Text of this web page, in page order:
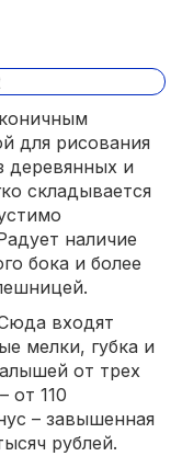
для рисования
деревянных и
складывается
наличие
бока и более
входят
мелки, губка и
от трех
от 110
– завышенная
рублей.